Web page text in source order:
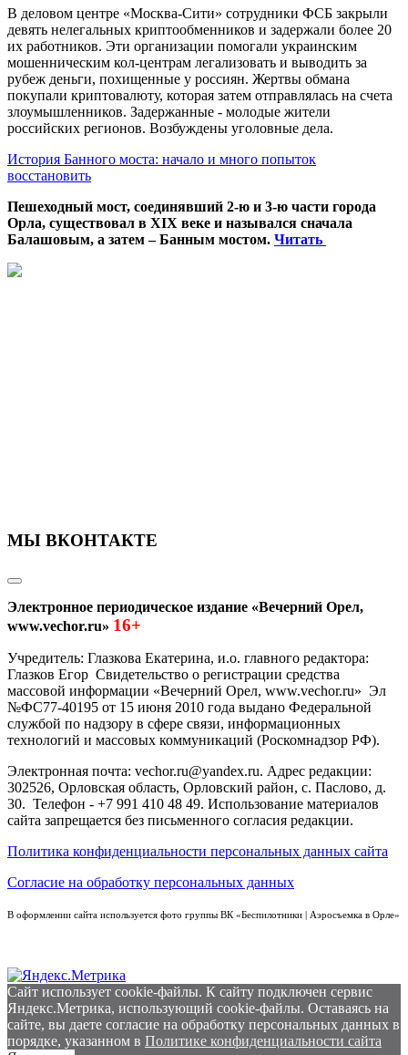
В деловом центре «Москва-Сити» сотрудники ФСБ закрыли
девять нелегальных криптообменников и задержали более 20
их работников. Эти организации помогали украинским
мошенническим кол-центрам легализовать и выводить за
рубеж деньги, похищенные у россиян. Жертвы обмана
покупали криптовалюту, которая затем отправлялась на счета
злоумышленников. Задержанные - молодые жители
российских регионов. Возбуждены уголовные дела.
История Банного моста: начало и много попыток
восстановить
Пешеходный мост, соединявший 2-ю и 3-ю части города
Орла, существовал в XIX веке и назывался сначала
Балашовым, а затем – Банным мостом. Читать
МЫ ВКОНТАКТЕ
Электронное периодическое издание «Вечерний Орел,
www.vechor.ru» 16+
Учредитель: Глазкова Екатерина, и.о. главного редактора:
Глазков Егор Свидетельство о регистрации средства
массовой информации «Вечерний Орел, www.vechor.ru» Эл
№ФС77-40195 от 15 июня 2010 года выдано Федеральной
службой по надзору в сфере связи, информационных
технологий и массовых коммуникаций (Роскомнадзор РФ).
Электронная почта: vechor.ru@yandex.ru. Адрес редакции:
302526, Орловская область, Орловский район, с. Паслово, д.
30. Телефон - +7 991 410 48 49. Использование материалов
сайта запрещается без письменного согласия редакции.
Политика конфиденциальности персональных данных сайта
Согласие на обработку персональных данных
В оформлении сайта используется фото группы ВК «Беспилотники | Аэросъемка в Орле»
Сайт использует cookie-файлы. К cайту подключен сервис
Яндекс.Метрика, использующий cookie-файлы. Оставаясь на
сайте, вы даете согласие на обработку персональных данных в
порядке, указанном в Политике конфиденциальности сайта